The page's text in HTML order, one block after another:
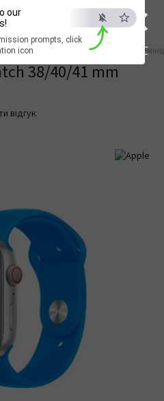
×
ESC
our
prompts, click
icon
Ремінці для смарт-годинників
38/40/41 mm
відгук